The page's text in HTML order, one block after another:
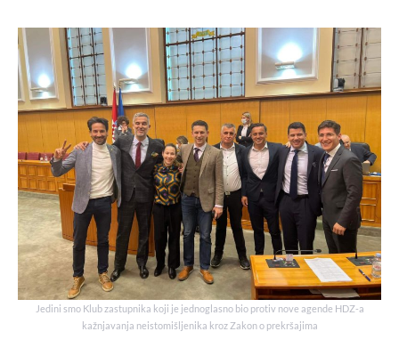
Jedini smo Klub zastupnika koji je jednoglasno bio protiv nove agende HDZ-a
kažnjavanja neistomišljenika kroz Zakon o prekršajima